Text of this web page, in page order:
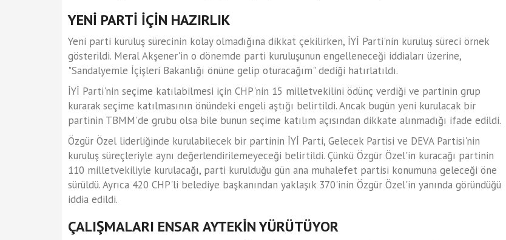
YENİ PARTİ İÇİN HAZIRLIK
Yeni parti kuruluş sürecinin kolay olmadığına dikkat çekilirken, İYİ Parti'nin kuruluş süreci örnek
gösterildi. Meral Akşener'in o dönemde parti kuruluşunun engelleneceği iddiaları üzerine,
"Sandalyemle İçişleri Bakanlığı önüne gelip oturacağım" dediği hatırlatıldı.
İYİ Parti'nin seçime katılabilmesi için CHP'nin 15 milletvekilini ödünç verdiği ve partinin grup
kurarak seçime katılmasının önündeki engeli aştığı belirtildi. Ancak bugün yeni kurulacak bir
partinin TBMM'de grubu olsa bile bunun seçime katılım açısından dikkate alınmadığı ifade edildi.
Özgür Özel liderliğinde kurulabilecek bir partinin İYİ Parti, Gelecek Partisi ve DEVA Partisi'nin
kuruluş süreçleriyle aynı değerlendirilemeyeceği belirtildi. Çünkü Özgür Özel'in kuracağı partinin
110 milletvekiliyle kurulacağı, parti kurulduğu gün ana muhalefet partisi konumuna geleceği öne
sürüldü. Ayrıca 420 CHP'li belediye başkanından yaklaşık 370'inin Özgür Özel'in yanında göründüğü
iddia edildi.
ÇALIŞMALARI ENSAR AYTEKİN YÜRÜTÜYOR